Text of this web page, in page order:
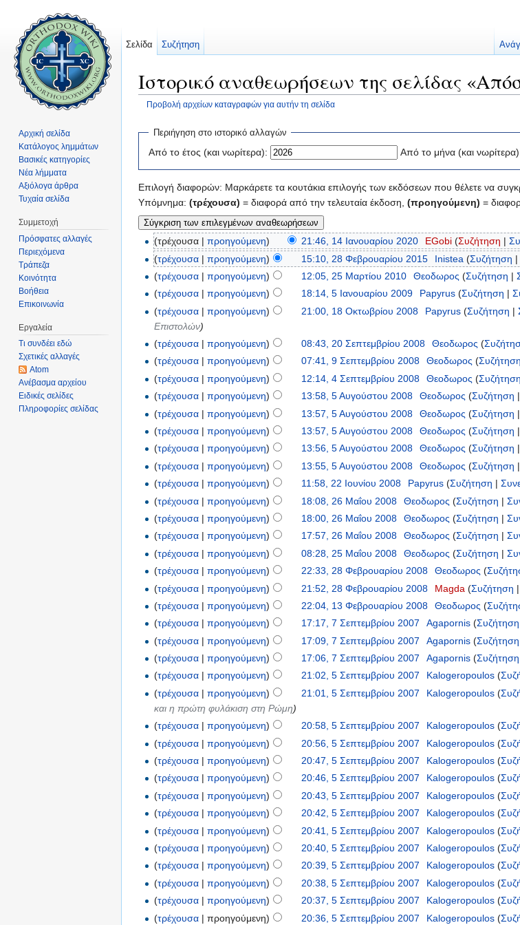
Ιστορικό αναθεωρήσεων της σελίδας
Προβολή αρχείων καταγραφών για αυτήν τη σελίδα
Περιήγηση στο ιστορικό αλλαγών
Από το έτος (και νωρίτερα): Από το μήνα (και
Επιλογή διαφορών: Μαρκάρετε τα κουτάκια επιλογής των εκδόσεων που θέλετε να
Υπόμνημα: (τρέχουσα) = διαφορά από την τελευταία έκδοση, (προηγούμενη) =
(τρέχουσα |προηγούμενη) 21:46, 14 Ιανουαρίου 2020 EGobi (Συζήτηση |
(τρέχουσα |προηγούμενη) 15:10, 28 Φεβρουαρίου 2015 Inistea (Συζήτηση |
(τρέχουσα |προηγούμενη) 12:05, 25 Μαρτίου 2010 Θεοδωρος (Συζήτηση |
(τρέχουσα |προηγούμενη) 18:14, 5 Ιανουαρίου 2009 Papyrus (Συζήτηση |
(τρέχουσα |προηγούμενη) 21:00, 18 Οκτωβρίου 2008 Papyrus (Συζήτηση |
Επιστολών)
(τρέχουσα |προηγούμενη) 08:43, 20 Σεπτεμβρίου 2008 Θεοδωρος (
(τρέχουσα |προηγούμενη) 07:41, 9 Σεπτεμβρίου 2008 Θεοδωρος (Συζήτηση
(τρέχουσα |προηγούμενη) 12:14, 4 Σεπτεμβρίου 2008 Θεοδωρος (Συζήτηση
(τρέχουσα |προηγούμενη) 13:58, 5 Αυγούστου 2008 Θεοδωρος (Συζήτηση |
(τρέχουσα |προηγούμενη) 13:57, 5 Αυγούστου 2008 Θεοδωρος (Συζήτηση |
(τρέχουσα |προηγούμενη) 13:57, 5 Αυγούστου 2008 Θεοδωρος (Συζήτηση |
(τρέχουσα |προηγούμενη) 13:56, 5 Αυγούστου 2008 Θεοδωρος (Συζήτηση |
(τρέχουσα |προηγούμενη) 13:55, 5 Αυγούστου 2008 Θεοδωρος (Συζήτηση |
(τρέχουσα |προηγούμενη) 11:58, 22 Ιουνίου 2008 Papyrus (Συζήτηση |
(τρέχουσα |προηγούμενη) 18:08, 26 Μαΐου 2008 Θεοδωρος (Συζήτηση |
(τρέχουσα |προηγούμενη) 18:00, 26 Μαΐου 2008 Θεοδωρος (Συζήτηση |
(τρέχουσα |προηγούμενη) 17:57, 26 Μαΐου 2008 Θεοδωρος (Συζήτηση |
(τρέχουσα |προηγούμενη) 08:28, 25 Μαΐου 2008 Θεοδωρος (Συζήτηση |
(τρέχουσα |προηγούμενη) 22:33, 28 Φεβρουαρίου 2008 Θεοδωρος (
(τρέχουσα |προηγούμενη) 21:52, 28 Φεβρουαρίου 2008 Magda (Συζήτηση |
(τρέχουσα |προηγούμενη) 22:04, 13 Φεβρουαρίου 2008 Θεοδωρος (
(τρέχουσα |προηγούμενη) 17:17, 7 Σεπτεμβρίου 2007 Agapornis (Συζήτηση
(τρέχουσα |προηγούμενη) 17:09, 7 Σεπτεμβρίου 2007 Agapornis (Συζήτηση
(τρέχουσα |προηγούμενη) 17:06, 7 Σεπτεμβρίου 2007 Agapornis (Συζήτηση
(τρέχουσα |προηγούμενη) 21:02, 5 Σεπτεμβρίου 2007 Kalogeropoulos (
(τρέχουσα |προηγούμενη) 21:01, 5 Σεπτεμβρίου 2007 Kalogeropoulos (
και η πρώτη φυλάκιση στη Ρώμη)
(τρέχουσα |προηγούμενη) 20:58, 5 Σεπτεμβρίου 2007 Kalogeropoulos (
(τρέχουσα |προηγούμενη) 20:56, 5 Σεπτεμβρίου 2007 Kalogeropoulos (
(τρέχουσα |προηγούμενη) 20:47, 5 Σεπτεμβρίου 2007 Kalogeropoulos (
(τρέχουσα |προηγούμενη) 20:46, 5 Σεπτεμβρίου 2007 Kalogeropoulos (
(τρέχουσα |προηγούμενη) 20:43, 5 Σεπτεμβρίου 2007 Kalogeropoulos (
(τρέχουσα |προηγούμενη) 20:42, 5 Σεπτεμβρίου 2007 Kalogeropoulos (
(τρέχουσα |προηγούμενη) 20:41, 5 Σεπτεμβρίου 2007 Kalogeropoulos (
(τρέχουσα |προηγούμενη) 20:40, 5 Σεπτεμβρίου 2007 Kalogeropoulos (
(τρέχουσα |προηγούμενη) 20:39, 5 Σεπτεμβρίου 2007 Kalogeropoulos (
(τρέχουσα |προηγούμενη) 20:38, 5 Σεπτεμβρίου 2007 Kalogeropoulos (
(τρέχουσα |προηγούμενη) 20:37, 5 Σεπτεμβρίου 2007 Kalogeropoulos (
(τρέχουσα | προηγούμενη) 20:36, 5 Σεπτεμβρίου 2007 Kalogeropoulos (
Σελίδα Συζήτηση
Αρχική σελίδα
Κατάλογος λημμάτων
Βασικές κατηγορίες
Νέα λήμματα
Αξιόλογα άρθρα
Τυχαία σελίδα
Συμμετοχή
Πρόσφατες αλλαγές
Περιεχόμενα
Τράπεζα
Κοινότητα
Βοήθεια
Επικοινωνία
Εργαλεία
Τι συνδέει εδώ
Σχετικές αλλαγές
Atom
Ανέβασμα αρχείου
Ειδικές σελίδες
Πληροφορίες σελίδας